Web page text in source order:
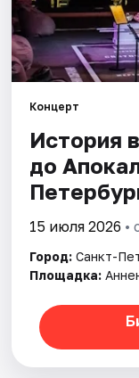
Концерт
История
до
15 июля 2026 •
Город: Санкт-
Площадка: